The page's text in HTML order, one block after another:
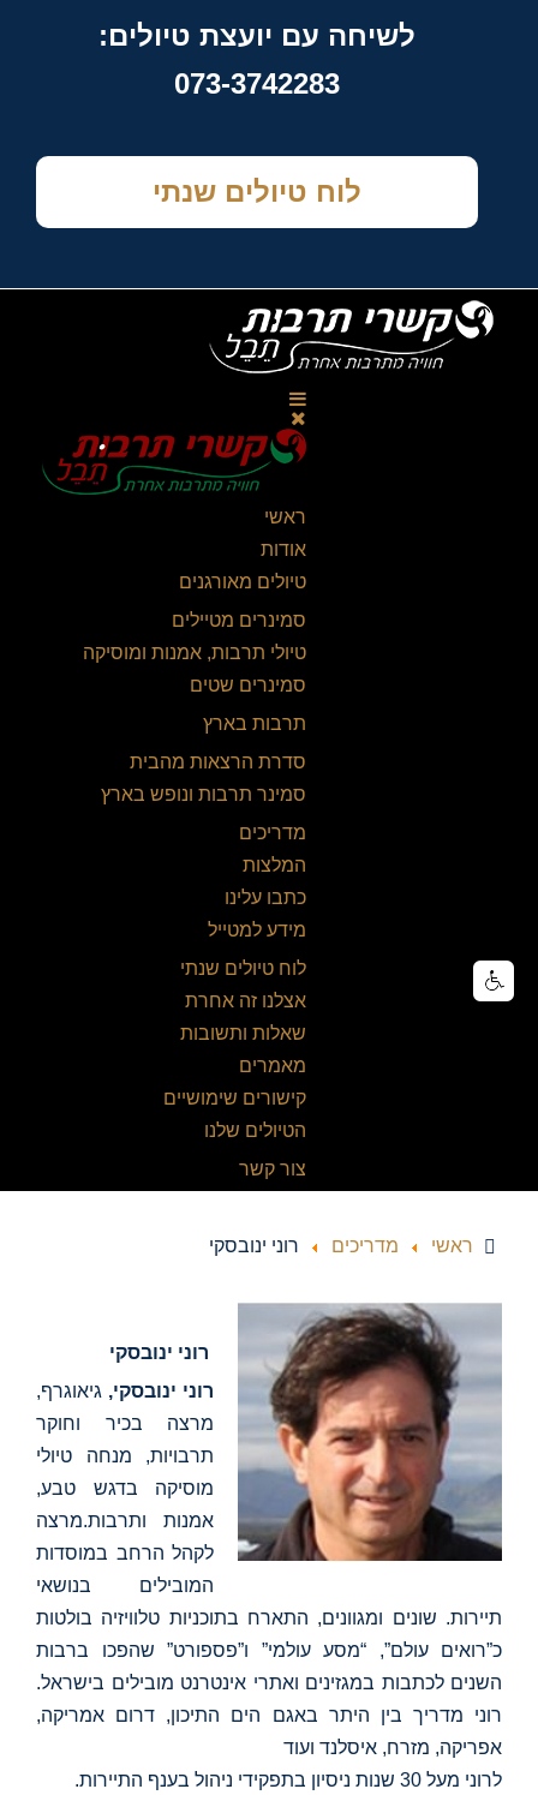
לשיחה עם יועצת טיולים:
073-3742283
לוח טיולים שנתי
ראשי
אודות
טיולים מאורגנים
סמינרים מטיילים
טיולי תרבות, אמנות ומוסיקה
סמינרים שטים
תרבות בארץ
סדרת הרצאות מהבית
סמינר תרבות ונופש בארץ
מדריכים
המלצות
כתבו עלינו
מידע למטייל
לוח טיולים שנתי
אצלנו זה אחרת
שאלות ותשובות
מאמרים
קישורים שימושיים
הטיולים שלנו
צור קשר
ראשי מדריכים רוני ינובסקי
רוני ינובסקי
רוני ינובסקי, גיאוגרף,
מרצה בכיר וחוקר
תרבויות, מנחה טיולי
מוסיקה בדגש טבע,
אמנות ותרבות.מרצה
לקהל הרחב במוסדות
המובילים בנושאי
תיירות. שונים ומגוונים, התארח בתוכניות טלוויזיה בולטות
כ”רואים עולם”, “מסע עולמי” ו”פספורט” שהפכו ברבות
השנים לכתבות במגזינים ואתרי אינטרנט מובילים בישראל.
רוני מדריך בין היתר באגם הים התיכון, דרום אמריקה,
אפריקה, מזרח, איסלנד ועוד
לרוני מעל 30 שנות ניסיון בתפקידי ניהול בענף התיירות.